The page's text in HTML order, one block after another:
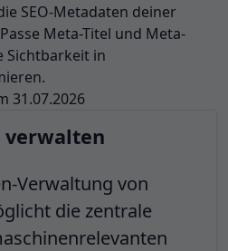
SEO-Metadaten deiner
Meta-Titel und Meta-
Sichtbarkeit in
31.07.2026
verwalten
Verwaltung von
die zentrale